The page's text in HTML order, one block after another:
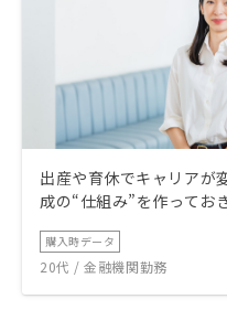
出産や育休でキャリアが
成の“仕組み”を作ってお
購入時データ
20代 / 金融機関勤務